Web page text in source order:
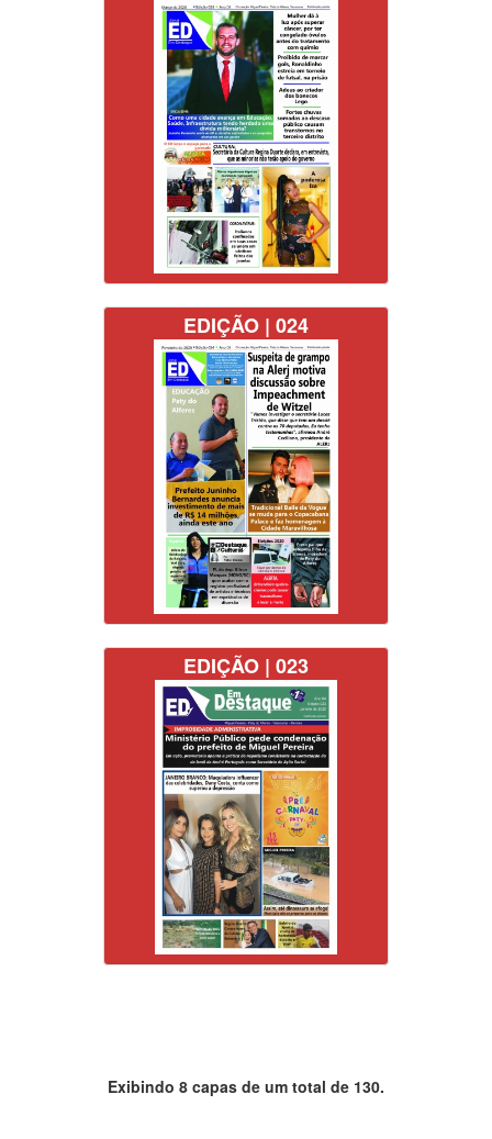
EDIÇÃO | 024
EDIÇÃO | 023
Exibindo 8 capas de um total de 130.